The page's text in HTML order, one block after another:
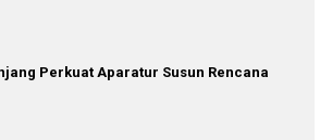
Perkuat Aparatur Susun Rencana